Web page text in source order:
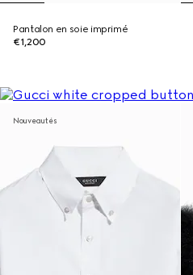
Pantalon en soie imprimé
€1,200
Nouveautés